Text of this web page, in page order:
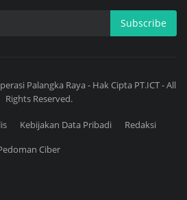
Subscribe
Palangka Raya - Hak Cipta PT.ICT - All
Rights Reserved.
Kebijakan Data Pribadi
Redaksi
Ciber